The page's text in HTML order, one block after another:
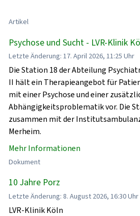
Artikel
Psychose und Sucht - LVR-Klinik
Letzte Änderung: 17. April 2026, 11:25 Uhr
Die Station 18 der Abteilung
II hält ein Therapieangebot für
mit einer Psychose und einer
Abhängigkeitsproblematik vor. Die
zusammen mit der
Merheim.
Mehr Informationen
Dokument
10 Jahre Porz
Letzte Änderung: 8. August 2026, 16:30 Uhr
LVR-Klinik Köln